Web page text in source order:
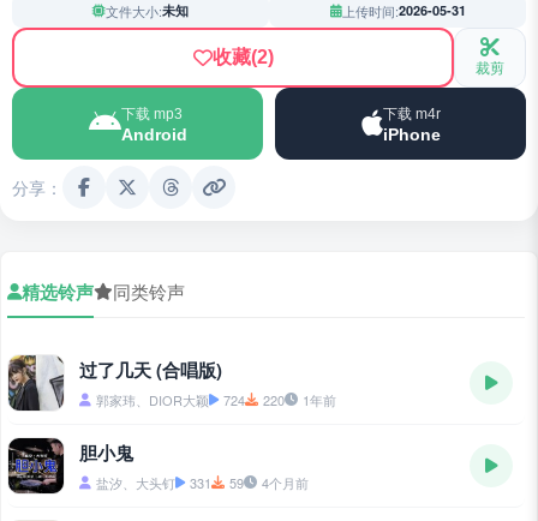
文件大小:未知 上传时间:2026-05-31
收藏(2) 裁剪
下载 mp3
Android
下载 m4r
iPhone
分享：
精选铃声 同类铃声
过了几天 (合唱版)
郭家玮、DIOR大颖 724 220 1年前
胆小鬼
盐汐、大头钉 331 59 4个月前